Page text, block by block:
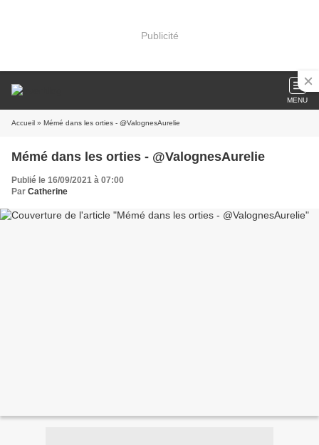
Publicité
MENU
Accueil » Mémé dans les orties - @ValognesAurelie
Mémé dans les orties - @ValognesAurelie
Publié le 16/09/2021 à 07:00
Par Catherine